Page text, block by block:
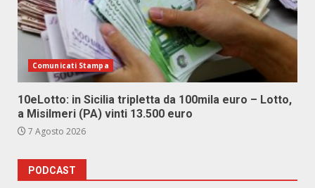
Comunicati Stampa
10eLotto: in Sicilia tripletta da 100mila euro – Lotto,
a Misilmeri (PA) vinti 13.500 euro
7 Agosto 2026
PODCAST